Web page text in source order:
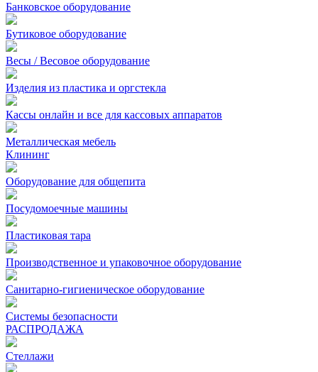
Банковское оборудование
Бутиковое оборудование
Весы / Весовое оборудование
Изделия из пластика и оргстекла
Кассы онлайн и все для кассовых аппаратов
Металлическая мебель
Клининг
Оборудование для общепита
Посудомоечные машины
Пластиковая тара
Производственное и упаковочное оборудование
Санитарно-гигиеническое оборудование
Системы безопасности
РАСПРОДАЖА
Стеллажи